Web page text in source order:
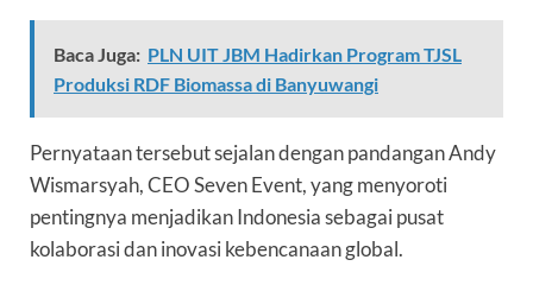
Baca Juga: PLN UIT JBM Hadirkan Program TJSL
Produksi RDF Biomassa di Banyuwangi
Pernyataan tersebut sejalan dengan pandangan Andy
Wismarsyah, CEO Seven Event, yang menyoroti
pentingnya menjadikan Indonesia sebagai pusat
kolaborasi dan inovasi kebencanaan global.